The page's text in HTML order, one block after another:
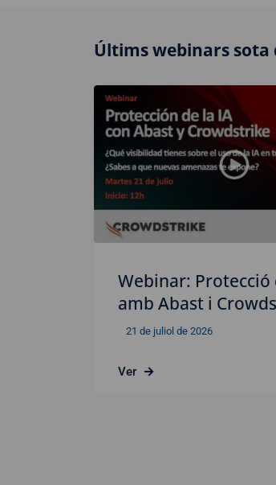
Últims webinars
Webinar: Protecció
amb Abast i
21 de juliol de 2026
Ver